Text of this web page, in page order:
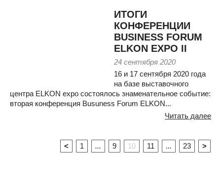
ИТОГИ
КОНФЕРЕНЦИИ
BUSINESS FORUM
ELKON EXPO II
24 сентября 2020
16 и 17 сентября 2020 года
на базе выставочного
центра ELKON expo состоялось знаменательное событие:
вторая конференция Busuness Forum ELKON...
Читать далее
< 1 ... 9 10 11 ... 23 >